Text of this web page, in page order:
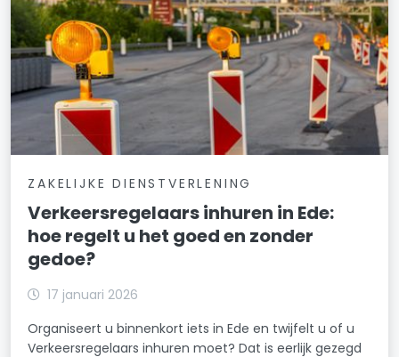
ZAKELIJKE DIENSTVERLENING
Verkeersregelaars inhuren in Ede:
hoe regelt u het goed en zonder
gedoe?
17 januari 2026
Organiseert u binnenkort iets in Ede en twijfelt u of u
Verkeersregelaars inhuren moet? Dat is eerlijk gezegd